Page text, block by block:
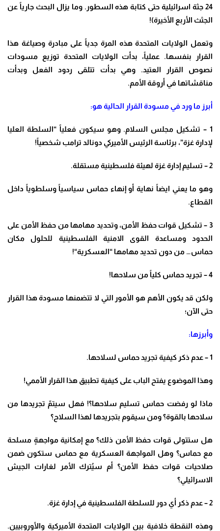
24 جثة اسرائيلية حتى كتابة هذه السطور. وما يزال البحث جارياً عن
الجثث الأربع الأخيرة)!
وتعمل الولايات المتحدة هذه المرة جدياً على مبادرة وصياغة هذا
القرار بنفسها. عملياً، بدأت الولايات المتحدة توزيع مسودات
نصوص القرار العتيد. وهي بدأت تتلقى ردود الفعل وبدأت
مناقشاتها في أروقة الأمم.
أبرز ما ورد في مسودة القرار الحالية هو:
1 –
تشكيل مجلس السلام. وهو سيكون فعلياً “السلطة العليا
لإدارة غزة”، برئاسة الرئيس الأميركي دونالد ترامب شخصياً!
2 – تسليم إدارة غزة لهيئة فلسطينية مستقلة.
وهو ما يعني ايضاً نهاية أو إنهاء حماس سياسياً وسلطوياً داخل
القطاع.
3 –
تشكيل قوات حفظ الأمن، وتحديد مهامها من حفظ الأمن على
الحدود ومساعدة القوى الامنية الفلسطينية للحلول مكان
حماس… من دون تحديد مهامها “العسكرية“!
4 – تجريد حماس كلياً من سلاحها!
ولكن قد يكون الأهم هو الأمور التي لا تتضمنها مسودة هذا القرار
حتى الآن؛
وأبرزها:
1 – عدم ذكر كيفية تجريد حماس لسلاحها.
وهذا الموضوع يفتح الباب على كيفية تطبيق هذا القرار الأممي!
ماذا لو رفضت حماس تسليم سلاحها؟! فهل سيتمّ تجريدها من
سلاحها بالقوة؟ ومن سيقوم بتجريدها لهذا السلاح؟
هل ستتولى قوات حفظ الأمن ذلك؟ مع إمكانية مواجهةٍ مسلحة
مع حماس؟ وهل المواجهة العسكرية مع حماس ستكون ضمن
صلاحيات قوات حفظ الأمن؟ أم سيُترك الأمر لغارات الجيش
الاسرائيلي؟
2 – عدم ذكر أي دور للسلطة الفلسطينية في إدارة غزة.
وهذه النقطة خلافية بين الولايات المتحدة الأميركية والأوروبيين.